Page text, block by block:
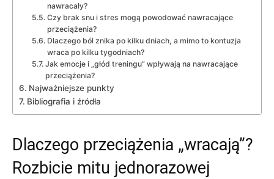
nawracały?
Czy brak snu i stres mogą powodować nawracające
przeciążenia?
Dlaczego ból znika po kilku dniach, a mimo to kontuzja
wraca po kilku tygodniach?
Jak emocje i „głód treningu” wpływają na nawracające
przeciążenia?
Najważniejsze punkty
Bibliografia i źródła
Dlaczego przeciążenia „wracają”?
Rozbicie mitu jednorazowej